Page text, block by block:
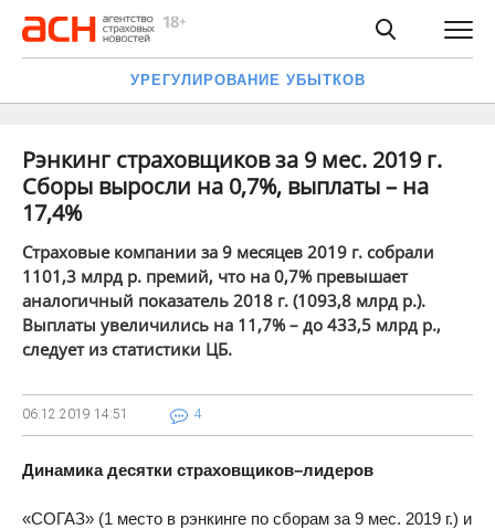
УРЕГУЛИРОВАНИЕ УБЫТКОВ
Рэнкинг страховщиков за 9 мес. 2019 г.
Сборы выросли на 0,7%, выплаты – на
17,4%
Страховые компании за 9 месяцев 2019 г. собрали
1101,3 млрд р. премий, что на 0,7% превышает
аналогичный показатель 2018 г. (1093,8 млрд р.).
Выплаты увеличились на 11,7% – до 433,5 млрд р.,
следует из статистики ЦБ.
06.12.2019 14:51 4
Динамика десятки страховщиков–лидеров
«СОГАЗ» (1 место в рэнкинге по сборам за 9 мес. 2019 г.) и